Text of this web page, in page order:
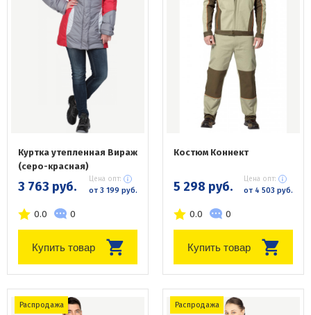
Куртка утепленная Вираж
(серо-красная)
3 763 руб. Цена опт:
от 3 199 руб.
0.0 0
Купить товар
Костюм Коннект
5 298 руб. Цена опт:
от 4 503 руб.
0.0 0
Купить товар
Распродажа Распродажа